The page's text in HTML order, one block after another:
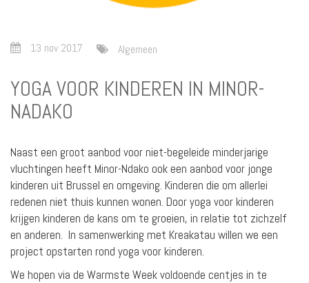
13 nov 2017 Algemeen
YOGA VOOR KINDEREN IN MINOR-
NADAKO
Naast een groot aanbod voor niet-begeleide minderjarige
vluchtingen heeft Minor-Ndako ook een aanbod voor jonge
kinderen uit Brussel en omgeving. Kinderen die om allerlei
redenen niet thuis kunnen wonen. Door yoga voor kinderen
krijgen kinderen de kans om te groeien, in relatie tot zichzelf
en anderen. In samenwerking met Kreakatau willen we een
project opstarten rond yoga voor kinderen.
We hopen via de Warmste Week voldoende centjes in te